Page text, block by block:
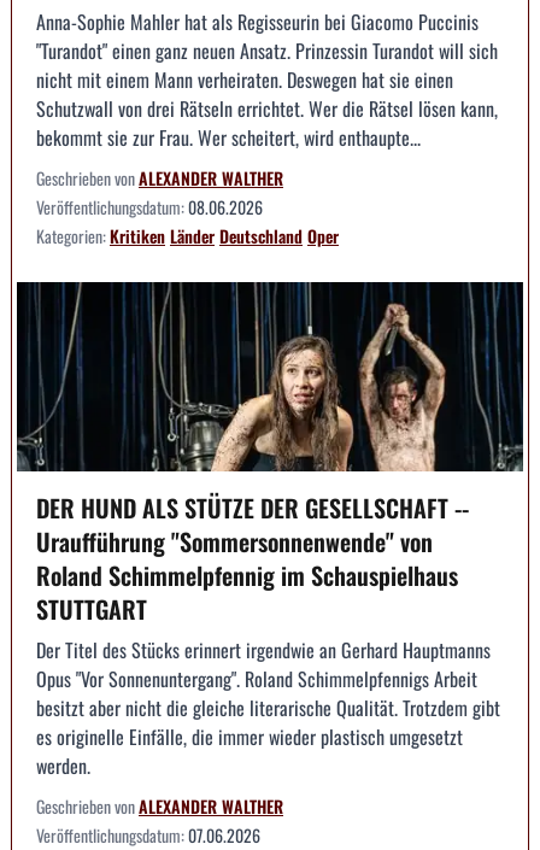
Anna-Sophie Mahler hat als Regisseurin bei Giacomo Puccinis
"Turandot" einen ganz neuen Ansatz. Prinzessin Turandot will sich
nicht mit einem Mann verheiraten. Deswegen hat sie einen
Schutzwall von drei Rätseln errichtet. Wer die Rätsel lösen kann,
bekommt sie zur Frau. Wer scheitert, wird enthaupte...
Geschrieben vonALEXANDER WALTHER
Veröffentlichungsdatum:08.06.2026
Kategorien:KritikenLänderDeutschlandOper
DER HUND ALS STÜTZE DER GESELLSCHAFT --
Uraufführung "Sommersonnenwende" von
Roland Schimmelpfennig im Schauspielhaus
STUTTGART
Der Titel des Stücks erinnert irgendwie an Gerhard Hauptmanns
Opus "Vor Sonnenuntergang". Roland Schimmelpfennigs Arbeit
besitzt aber nicht die gleiche literarische Qualität. Trotzdem gibt
es originelle Einfälle, die immer wieder plastisch umgesetzt
werden.
Geschrieben vonALEXANDER WALTHER
Veröffentlichungsdatum:07.06.2026